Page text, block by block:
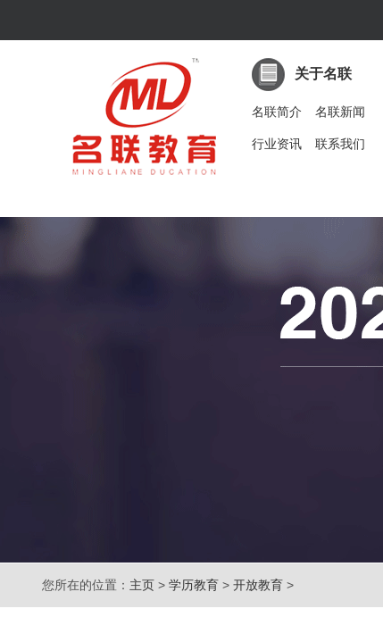
关于名联
名联简介 名联新闻
行业资讯 联系我们
您所在的位置： 主页 > 学历教育 > 开放教育 >